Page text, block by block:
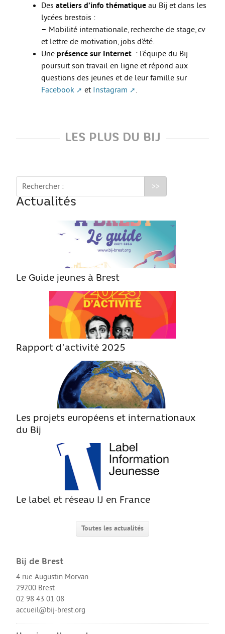
Des ateliers d’info thématique au Bij et dans les
lycées brestois :
– Mobilité internationale, recherche de stage, cv
et lettre de motivation, jobs d’été.
Une présence sur Internet : l’équipe du Bij
poursuit son travail en ligne et répond aux
questions des jeunes et de leur famille sur
Facebook
et Instagram .
LES PLUS DU BIJ
Rechercher :
Actualités
Le Guide jeunes à Brest
Rapport d’activité 2025
Les projets européens et internationaux
du Bij
Le label et réseau IJ en France
Toutes les actualités
Bij de Brest
4 rue Augustin Morvan
29200 Brest
02 98 43 01 08
accueil@bij-brest.org